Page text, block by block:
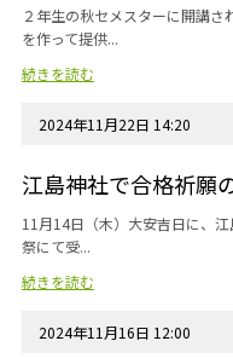
２年生の秋セメスターに開講
を作って提供...
続きを読む
2024年11月22日 14:20
江島神社で合格祈願
11月14日（木）大安吉日に、
祭にて受...
続きを読む
2024年11月16日 12:00